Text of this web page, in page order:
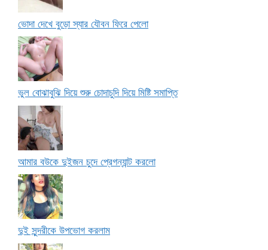
ভোদা দেখে বুড়ো স্যার যৌবন ফিরে পেলো
ভুল বোঝাবুঝি দিয়ে শুরু চোদাচুদি দিয়ে মিষ্টি সমাপ্তি
আমার বউকে দুইজন চুদে প্রেগন্যান্ট করলো
দুই সুন্দরীকে উপভোগ করলাম